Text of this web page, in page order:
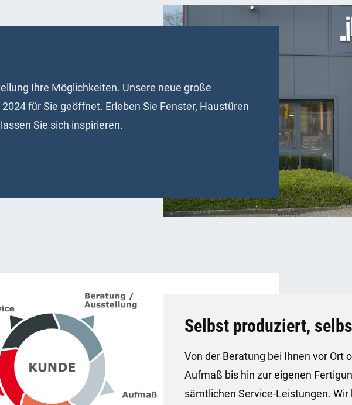
Ihre Möglichkeiten. Unsere neue große
für Sie geöffnet. Erleben Sie Fenster, Haustüren
Sie sich inspirieren.
Selbst produziert,
Von der Beratung bei Ihnen vor Ort
Aufmaß bis hin zur eigenen
sämtlichen Service-Leistungen.